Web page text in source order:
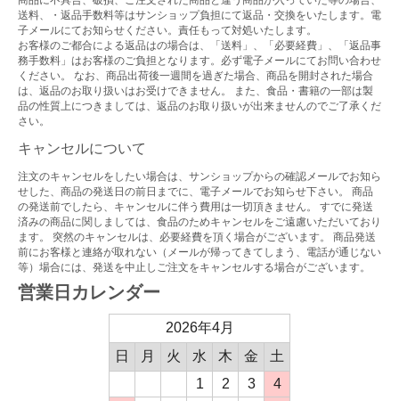
送料、・返品手数料等はサンショップ負担にて返品・交換をいたします。電
子メールにてお知らせください。責任もって対処いたします。
お客様のご都合による返品はの場合は、「送料」、「必要経費」、「返品事
務手数料」はお客様のご負担となります。必ず電子メールにてお問い合わせ
ください。 なお、商品出荷後一週間を過ぎた場合、商品を開封された場合
は、返品のお取り扱いはお受けできません。 また、食品・書籍の一部は製
品の性質上につきましては、返品のお取り扱いが出来ませんのでご了承くだ
さい。
キャンセルについて
注文のキャンセルをしたい場合は、サンショップからの確認メールでお知ら
せした、商品の発送日の前日までに、電子メールでお知らせ下さい。 商品
の発送前でしたら、キャンセルに伴う費用は一切頂きません。 すでに発送
済みの商品に関しましては、食品のためキャンセルをご遠慮いただいており
ます。 突然のキャンセルは、必要経費を頂く場合がございます。 商品発送
前にお客様と連絡が取れない（メールが帰ってきてしまう、電話が通じない
等）場合には、発送を中止しご注文をキャンセルする場合がございます。
営業日カレンダー
2026年4月
日
月 火 水 木 金
土
1
2 3
4